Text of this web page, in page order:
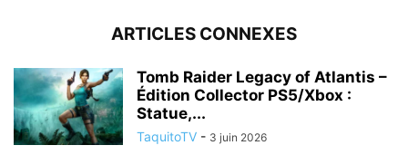
ARTICLES CONNEXES
Tomb Raider Legacy of Atlantis –
Édition Collector PS5/Xbox :
Statue,...
TaquitoTV - 3 juin 2026